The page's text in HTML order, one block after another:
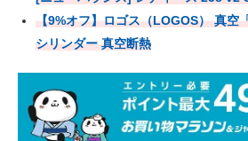
【9%オフ】ロゴス（LOGOS） 真空
シリンダー 真空断熱